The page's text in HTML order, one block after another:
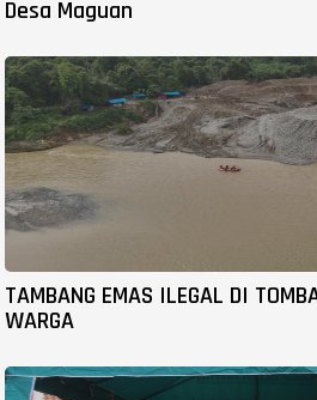
Desa Maguan
TAMBANG EMAS ILEGAL DI
WARGA